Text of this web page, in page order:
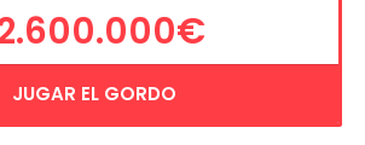
JUGAR EL GORDO